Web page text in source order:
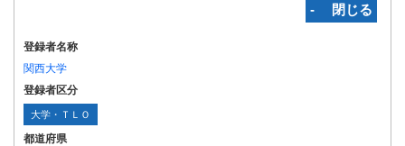
‐ 閉じる
登録者名称
関西大学
登録者区分
大学・ＴＬＯ
都道府県